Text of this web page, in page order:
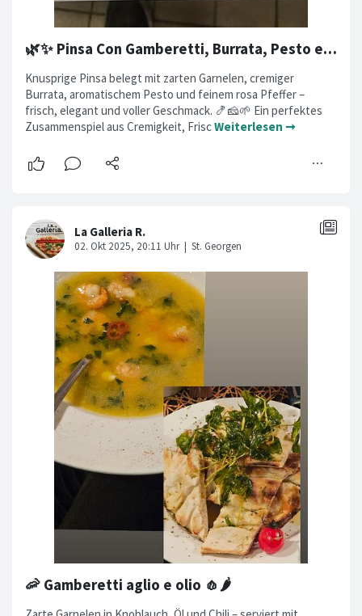
🌿✨ Pinsa Con Gamberetti, Burrata, Pesto e Pepe Rosa ✨🌿
Knusprige Pinsa belegt mit zarten Garnelen, cremiger
Burrata, aromatischem Pesto und feinem rosa Pfeffer –
frisch, elegant und voller Geschmack. 🍤🧀🌱 Ein perfektes
Zusammenspiel aus Cremigkeit, FriscWeiterlesen ➞
🦐 Gamberetti aglio e olio 🧄🌶️